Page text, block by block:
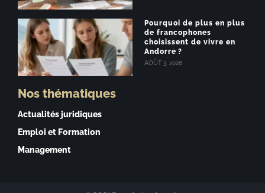
Pourquoi de plus en plus
de francophones
choisissent de vivre en
Andorre ?
AOÛT 3, 2026
Nos thématiques
Actualités juridiques
Emploi et Formation
Management